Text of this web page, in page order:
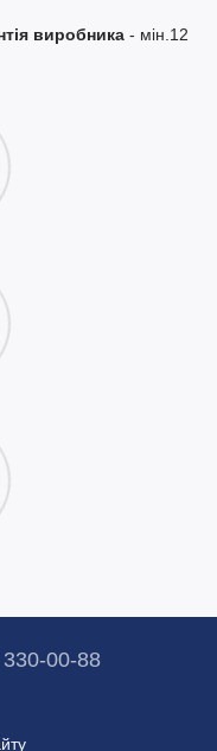
виробника - мін.12
00-88